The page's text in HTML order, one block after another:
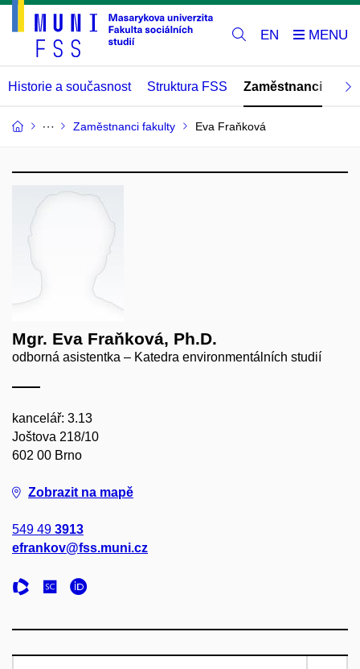
EN
Historie a současnost Struktura FSS Zaměstnanci
Zaměstnanci fakulty Eva Fraňková
Mgr. Eva Fraňková, Ph.D.
odborná asistentka – Katedra environmentálních studií
kancelář: 3.13
Joštova 218/10
602 00 Brno
Zobrazit na mapě
549 49 3913
efrankov@fss.muni.cz